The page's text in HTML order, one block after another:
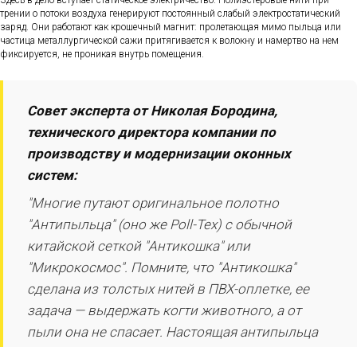
трении о потоки воздуха генерируют постоянный слабый электростатический
заряд. Они работают как крошечный магнит: пролетающая мимо пыльца или
частица металлургической сажи притягивается к волокну и намертво на нем
фиксируется, не проникая внутрь помещения.
Совет эксперта от Николая Бородина,
технического директора компании по
производству и модернизации оконных
систем:
"Многие путают оригинальное полотно
"Антипыльца" (оно же Poll-Tex) с обычной
китайской сеткой "Антикошка" или
"Микрокосмос". Помните, что "Антикошка"
сделана из толстых нитей в ПВХ-оплетке, ее
задача — выдержать когти животного, а от
пыли она не спасает. Настоящая антипыльца